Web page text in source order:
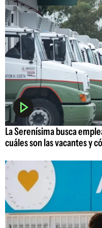
La Serenísima busca
cuáles son las vacantes y